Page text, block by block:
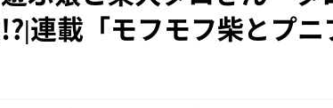
連載「モフモフ柴とプニ